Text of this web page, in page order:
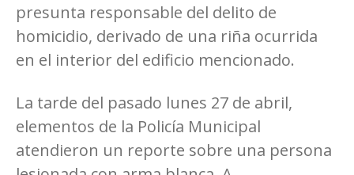
presunta responsable del delito de
homicidio, derivado de una riña ocurrida
en el interior del edificio mencionado.
La tarde del pasado lunes 27 de abril,
elementos de la Policía Municipal
atendieron un reporte sobre una persona